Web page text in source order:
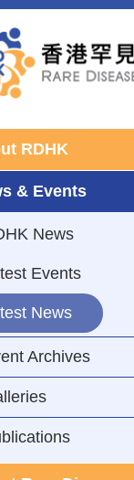
RDHK
& Events
News
Events
News
Archives